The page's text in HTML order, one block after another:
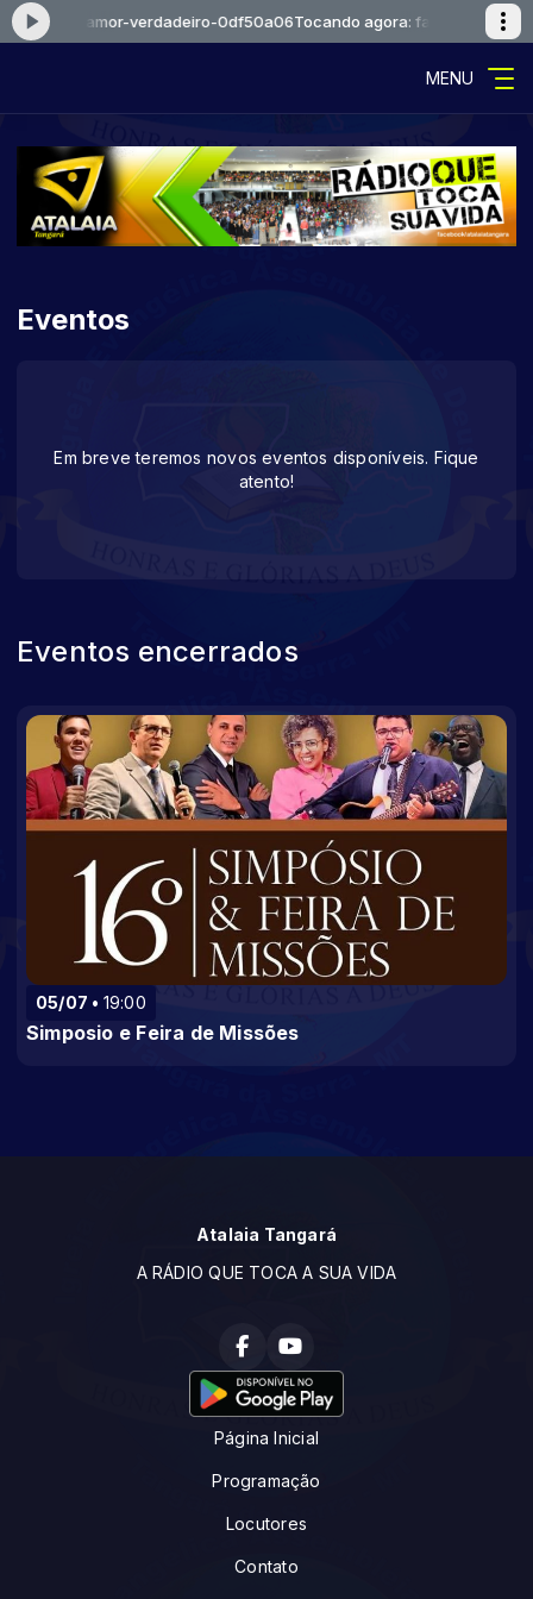
amor-verdadeiro-0df50a06Tocando agora: falcaoejosue-
MENU
Eventos
Em breve teremos novos eventos disponíveis. Fique
atento!
Eventos encerrados
05/07 19:00
Simposio e Feira de Missões
Atalaia Tangará
A RÁDIO QUE TOCA A SUA VIDA
Página Inicial
Programação
Locutores
Contato